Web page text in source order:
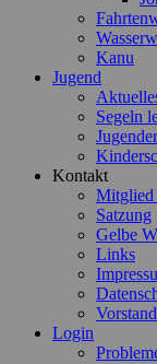
Kanu
Jugend
Segeln
Kontakt
Satzung
Gelbe
Links
Vorstand
Login